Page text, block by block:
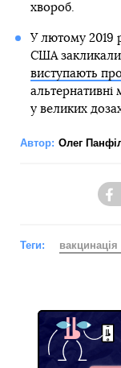
хвороб.
У лютому 2019
США
виступають
альтернативні
у великих
Автор: Олег
Теги: вакцинація